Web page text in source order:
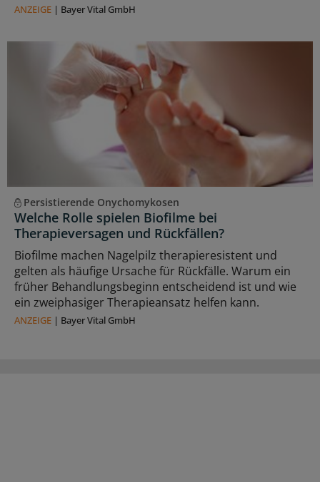
ANZEIGE | Bayer Vital GmbH
Persistierende Onychomykosen
Welche Rolle spielen Biofilme bei
Therapieversagen und Rückfällen?
Biofilme machen Nagelpilz therapieresistent und
gelten als häufige Ursache für Rückfälle. Warum ein
früher Behandlungsbeginn entscheidend ist und wie
ein zweiphasiger Therapieansatz helfen kann.
ANZEIGE | Bayer Vital GmbH